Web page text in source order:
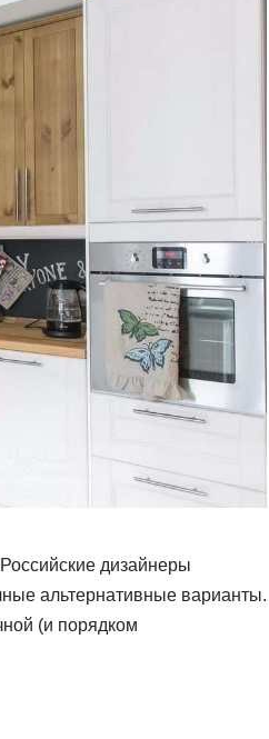
дизайнеры
альтернативные варианты.
(и порядком